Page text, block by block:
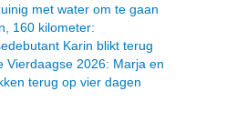
met water om te gaan
160 kilometer:
Karin blikt terug
Vierdaagse 2026: Marja en
terug op vier dagen